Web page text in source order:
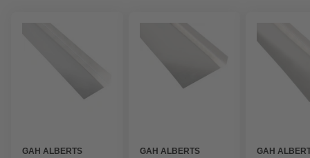
GAH ALBERTS
GAH ALBERTS
GAH